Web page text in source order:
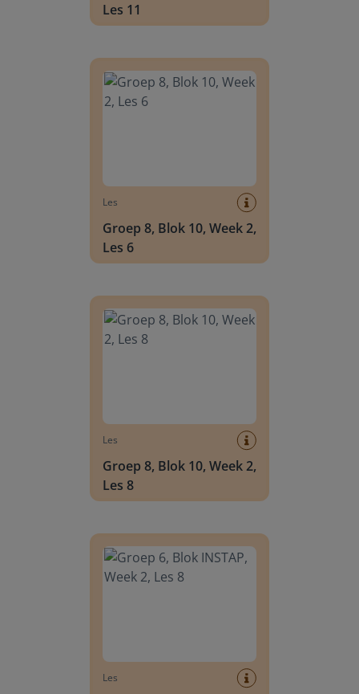
Les 11
Les
Groep 8, Blok 10, Week 2,
Les 6
Les
Groep 8, Blok 10, Week 2,
Les 8
Les